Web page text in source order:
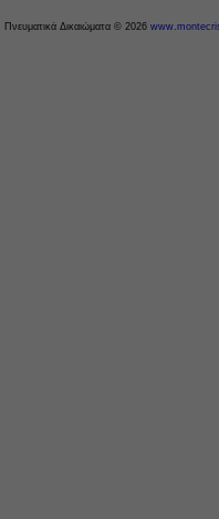
Πνευματικά Δικαιώματα © 2026